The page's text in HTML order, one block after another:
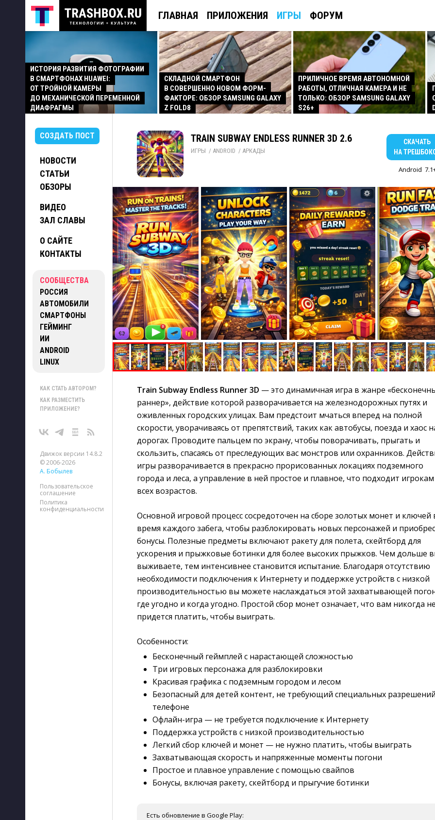
ГЛАВНАЯ ПРИЛОЖЕНИЯ ИГРЫ ФОРУМ
ИСТОРИЯ РАЗВИТИЯ ФОТОГРАФИИ
В СМАРТФОНАХ HUAWEI:
ОТ ТРОЙНОЙ КАМЕРЫ
ДО МЕХАНИЧЕСКОЙ ПЕРЕМЕННОЙ
ДИАФРАГМЫ
СКЛАДНОЙ СМАРТФОН
В СОВЕРШЕННО НОВОМ ФОРМ-
ФАКТОРЕ: ОБЗОР SAMSUNG GALAXY
Z FOLD8
ПРИЛИЧНОЕ ВРЕМЯ АВТОНОМНОЙ
РАБОТЫ, ОТЛИЧНАЯ КАМЕРА И НЕ
ТОЛЬКО: ОБЗОР SAMSUNG GALAXY
S26+
СОЗДАТЬ ПОСТ
НОВОСТИ
СТАТЬИ
ОБЗОРЫ
ВИДЕО
ЗАЛ СЛАВЫ
О САЙТЕ
КОНТАКТЫ
СООБЩЕСТВА
РОССИЯ
АВТОМОБИЛИ
СМАРТФОНЫ
ГЕЙМИНГ
ИИ
ANDROID
LINUX
КАК СТАТЬ АВТОРОМ?
КАК РАЗМЕСТИТЬ
ПРИЛОЖЕНИЕ?
Движок версии 14.8.2
© 2006-2026
А. Бобылев
Пользовательское
соглашение
Политика
конфиденциальности
TRAIN SUBWAY ENDLESS RUNNER 3D 2.6
ИГРЫ / ANDROID / АРКАДЫ
СКАЧАТЬ
НА
Android
Train Subway Endless Runner 3D — это динамичная игра в жанре
раннер», действие которой разворачивается на железнодорожных путях и
оживленных городских улицах. Вам предстоит мчаться вперед на полной
скорости, уворачиваясь от препятствий, таких как автобусы, поезда и хаос
дорогах. Проводите пальцем по экрану, чтобы поворачивать, прыгать и
скользить, спасаясь от преследующих вас монстров или охранников.
игры разворачивается в прекрасно прорисованных локациях подземного
города и леса, а управление в ней простое и плавное, что подходит игрокам
всех возрастов.
Основной игровой процесс сосредоточен на сборе золотых монет и ключей
время каждого забега, чтобы разблокировать новых персонажей и
бонусы. Полезные предметы включают ракету для полета, скейтборд для
ускорения и прыжковые ботинки для более высоких прыжков. Чем дольше
выживаете, тем интенсивнее становится испытание. Благодаря отсутствию
необходимости подключения к Интернету и поддержке устройств с низкой
производительностью вы можете наслаждаться этой захватывающей
где угодно и когда угодно. Простой сбор монет означает, что вам никогда не
придется платить, чтобы выиграть.
Особенности:
Бесконечный геймплей с нарастающей сложностью
Три игровых персонажа для разблокировки
Красивая графика с подземным городом и лесом
Безопасный для детей контент, не требующий специальных
телефоне
Офлайн-игра — не требуется подключение к Интернету
Поддержка устройств с низкой производительностью
Легкий сбор ключей и монет — не нужно платить, чтобы выиграть
Захватывающая скорость и напряженные моменты погони
Простое и плавное управление с помощью свайпов
Бонусы, включая ракету, скейтборд и прыгучие ботинки
Есть обновление в Google Play: